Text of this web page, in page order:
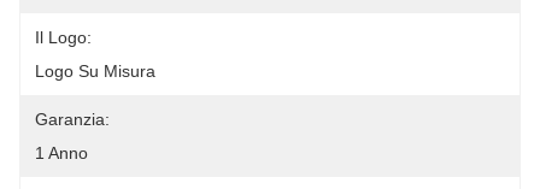
Il Logo:
Logo Su Misura
Garanzia:
1 Anno